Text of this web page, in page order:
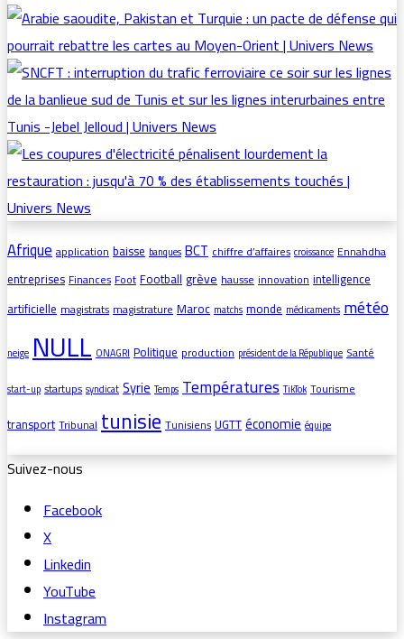
Afriqueapplicationbaisse banques BCTchiffre d’affaires croissance Ennahdha
entreprisesFinancesFootFootballgrèvehausseinnovationintelligence
artificiellemagistratsmagistratureMaroc matchs monde médicaments météo
neige NULL ONAGRI Politique production président de la République Santé
start-up startups syndicat Syrie Temps Températures TikTok Tourisme
transportTribunaltunisieTunisiensUGTTéconomie équipe
Suivez-nous
Facebook
X
Linkedin
YouTube
Instagram